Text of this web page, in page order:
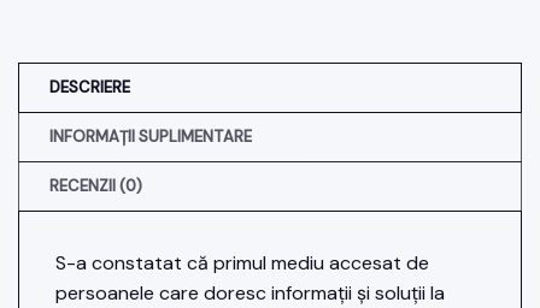
DESCRIERE
INFORMAȚII SUPLIMENTARE
RECENZII (0)
S-a constatat că primul mediu accesat de
persoanele care doresc informații și soluții la